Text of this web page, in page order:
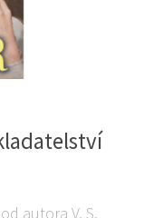
autora V. S.